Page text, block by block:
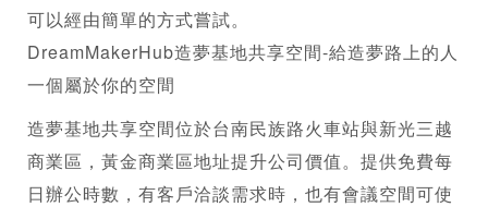
可以經由簡單的方式嘗試。
DreamMakerHub造夢基地共享空間-給造夢路上的人
一個屬於你的空間
造夢基地共享空間位於台南民族路火車站與新光三越
商業區，黃金商業區地址提升公司價值。提供免費每
日辦公時數，有客戶洽談需求時，也有會議空間可使